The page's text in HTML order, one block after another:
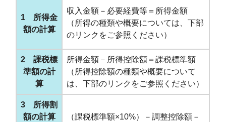
1 所得金
額の計算
収入金額－必要経費等＝所得金額
（所得の種類や概要については、下部
のリンクをご参照ください）
2 課税標
準額の計
算
所得金額－所得控除額＝課税標準額
（所得控除額の種類や概要について
は、下部のリンクをご参照ください）
3 所得割
額の計算
（課税標準額×10%）－調整控除額－